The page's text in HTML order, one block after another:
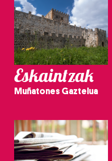
Eskaintzak
Muñatones Gaztelua